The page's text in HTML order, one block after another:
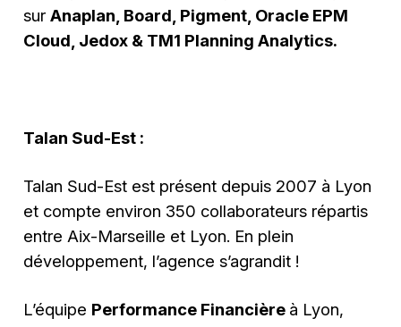
surAnaplan, Board, Pigment, Oracle EPM
Cloud, Jedox & TM1 Planning Analytics.
Talan Sud-Est :
Talan Sud-Est est présent depuis 2007 à Lyon
et compte environ 350 collaborateurs répartis
entre Aix-Marseille et Lyon. En plein
développement, l’agence s’agrandit !
L’équipe Performance Financière à Lyon,